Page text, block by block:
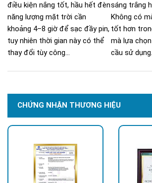
điều kiện nắng tốt, hầu hết đèn
năng lượng mặt trời cần
khoảng 4–8 giờ để sạc đầy pin,
tuy nhiên thời gian này có thể
thay đổi tùy công...
sáng trắng
Không có
tốt hơn
mà lựa
cầu sử
CHỨNG NHẬN THƯƠNG HIỆU